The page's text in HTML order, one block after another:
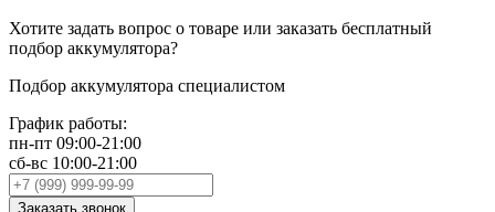
Хотите задать вопрос о товаре или заказать бесплатный
подбор аккумулятора?
Подбор аккумулятора специалистом
График работы:
пн-пт 09:00-21:00
сб-вс 10:00-21:00
Заказать звонок